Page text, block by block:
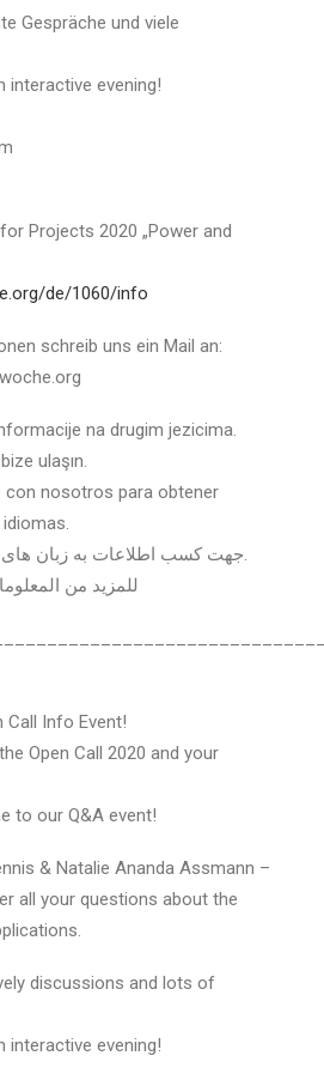
Gespräche und viele
interactive evening!
Projects 2020 „Power and
de/1060/info
schreib uns ein Mail an:
na drugim jezicima.
ulaşın.
nosotros para obtener
جهت کسب اطلاعات به زبان های دیگر با ما تماس بگیرید.
للمزيد من
Call Info Event!
Open Call 2020 and your
to our Q&A event!
& Natalie Ananda Assmann –
all your questions about the
discussions and lots of
interactive evening!